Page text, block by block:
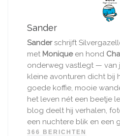
Sander
Sanderschrijft
met Moniqueen hond
onderweg vastlegt — van
kleine avonturen dicht bij
goede koffie, mooie
het leven nét een beetje
blog deelt hij verhalen,
een nuchtere blik en een
366 BERICHTEN